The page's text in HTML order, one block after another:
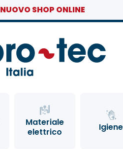
NUOVO SHOP ONLINE
Materiale
elettrico
Igiene